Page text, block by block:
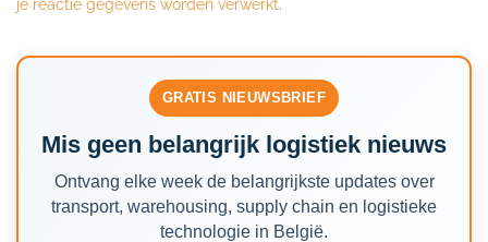
je reactie gegevens worden verwerkt.
GRATIS NIEUWSBRIEF
Mis geen belangrijk logistiek nieuws
Ontvang elke week de belangrijkste updates over
transport, warehousing, supply chain en logistieke
technologie in België.